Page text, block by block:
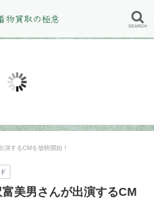
SEARCH
演するCMを放映開始！
富美男さんが出演するCM